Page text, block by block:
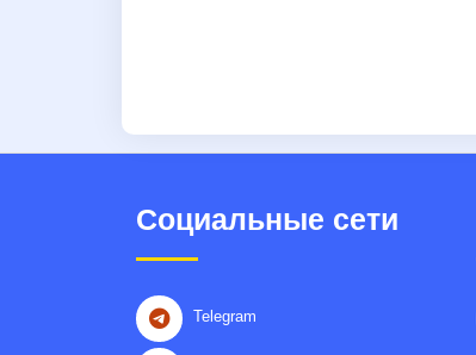
Социальные сети
Telegram